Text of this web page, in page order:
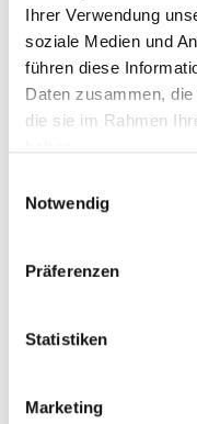
Ihrer Verwendung
soziale Medien und
führen diese
Daten zusammen,
die sie im Rahmen
Datenschutzerklärung
Notwendig
Präferenzen
Statistiken
Marketing
Die
Wesel beteiligt.